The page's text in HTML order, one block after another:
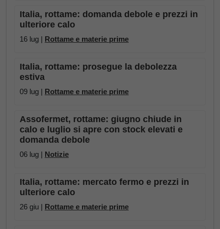
Italia, rottame: domanda debole e prezzi in
ulteriore calo
16 lug | Rottame e materie prime
Italia, rottame: prosegue la debolezza
estiva
09 lug | Rottame e materie prime
Assofermet, rottame: giugno chiude in
calo e luglio si apre con stock elevati e
domanda debole
06 lug | Notizie
Italia, rottame: mercato fermo e prezzi in
ulteriore calo
26 giu | Rottame e materie prime